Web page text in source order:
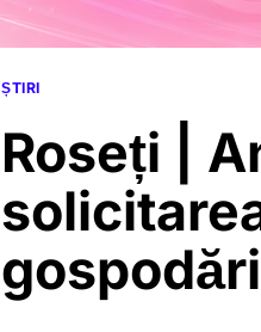
ȘTIRI
Roseți |